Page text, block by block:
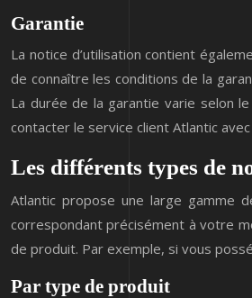
Garantie
La notice d’utilisation contient
de connaître les conditions de la
La durée de la garantie varie selon
contacter le service client Atlantic
Les différents types de
Atlantic propose une large gamme
correspondant précisément à votre
de produit. Par exemple, si vous
Par type de produit